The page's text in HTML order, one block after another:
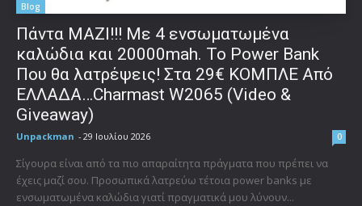
Blog
Πάντα ΜΑΖΙ!!! Με 4 ενσωματωμένα
καλώδια και 20000mah. Το Power Bank
Που θα λατρέψεις! Στα 29€ ΚΟΜΠΛΕ Από
ΕΛΛΑΔΑ…Charmast W2065 (Video &
Giveaway)
Unpackman - 29 Ιουλίου 2026 0
Σίγουρα είναι από τα πιο απαραίτητα πράγματα που πρέπει να
έχεις μαζί σου. Προσωπικά λατρεύω τέτοια power banks με
ενσωματωμένα καλώδια γιατί πραγματικά μου λύνουν...